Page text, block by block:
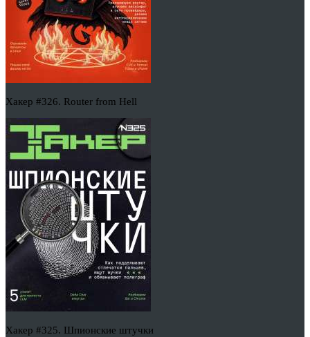
Хакер #326. Router from Hell
Хакер #325. Шпионские штучки